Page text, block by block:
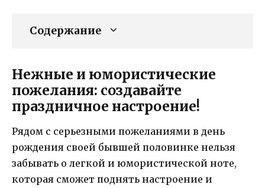
Содержание
Нежные и юмористические
пожелания: создавайте
праздничное настроение!
Рядом с серьезными пожеланиями в день
рождения своей бывшей половинке нельзя
забывать о легкой и юмористической ноте,
которая сможет поднять настроение и